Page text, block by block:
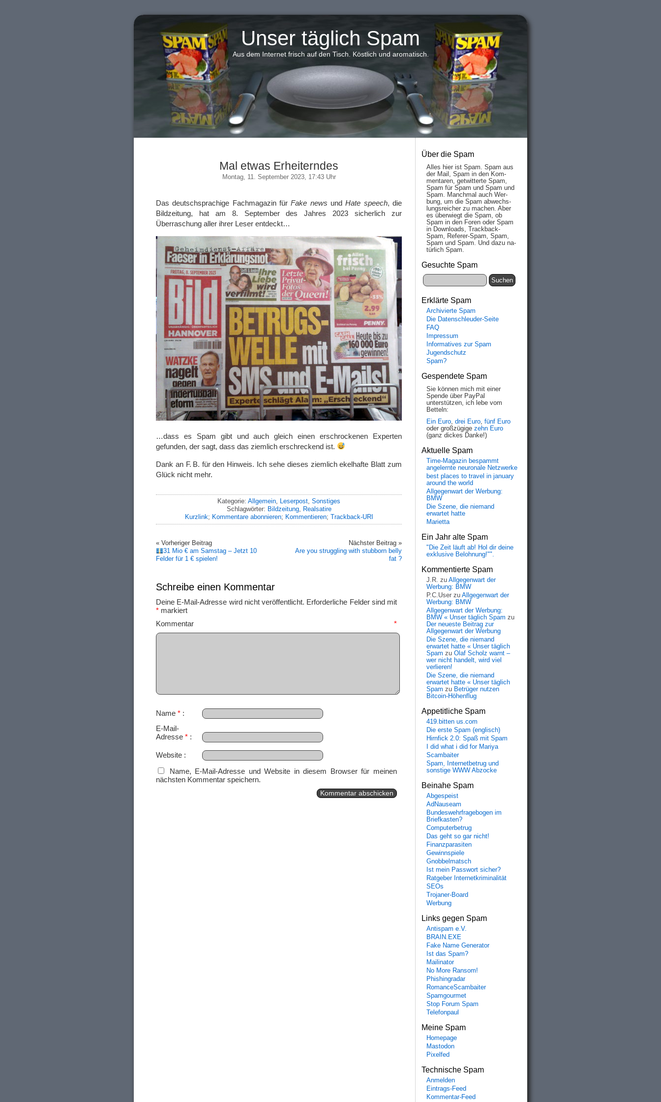
Unser täglich Spam
Aus dem Internet frisch auf den Tisch. Köstlich und aromatisch.
Mal etwas Erheiterndes
Montag, 11. September 2023, 17:43 Uhr
Das deutschsprachige Fachmagazin fürFake news undHate speech, die
Bildzeitung, hat am 8. September des Jahres 2023 sicherlich zur
Überraschung aller ihrer Leser entdeckt…
…dass es Spam gibt und auch gleich einen erschrockenen Experten
gefunden, der sagt, dass das ziemlich erschreckend ist.
Dank an F. B. für den Hinweis. Ich sehe dieses ziemlich ekelhafte Blatt zum
Glück nicht mehr.
Kategorie: Allgemein Leserpost Sonstiges
Schlagwörter: Bildzeitung,
Realsatire
Kurzlink; Kommentare abonnieren; Kommentieren; Trackback-URI
« Vorheriger Beitrag
31 Mio € am Samstag – Jetzt 10
Felder für 1 € spielen!
Nächster Beitrag »
Are you struggling with stubborn belly
fat ?
Schreibe einen Kommentar
Deine E-Mail-Adresse wird nicht veröffentlicht. Erforderliche Felder sind mit
* markiert
Kommentar *
Name *
E-Mail-
Adresse *
Website
Name, E-Mail-Adresse und Website in diesem Browser für meinen
nächsten Kommentar speichern.
Über die Spam
Alles hier ist Spam. Spam aus
der Mail, Spam in den Kom­
men­taren, ge­twit­ter­te Spam,
Spam für Spam und Spam und
Spam. Manch­mal auch Wer­
bung, um die Spam ab­wechs­
lungs­reich­er zu mach­en. Aber
es über­wiegt die Spam, ob
Spam in den Fo­ren oder Spam
in Down­loads, Track­back-
Spam, Re­fe­rer-Spam, Spam,
Spam und Spam. Und da­zu na­
tür­lich Spam.
Gesuchte Spam
Erklärte Spam
Archivierte Spam
Die Datenschleuder-Seite
FAQ
Impressum
Informatives zur Spam
Jugendschutz
Spam?
Gespendete Spam
Sie können mich mit einer
Spende über PayPal
unterstützen, ich lebe vom
Betteln:
Ein Euro, drei Euro, fünf Euro
oder großzügige zehn Euro
(ganz dickes Danke!)
Aktuelle Spam
Time-Magazin bespammt
angelernte neuronale Netzwerke
best places to travel in january
around the world
Allgegenwart der Werbung:
BMW
Die Szene, die niemand
erwartet hatte
Marietta
Ein Jahr alte Spam
"Die Zeit läuft ab! Hol dir deine
exklusive Belohnung!"".
Kommentierte Spam
J.R. zu Allgegenwart der
Werbung: BMW
P.C.User zu Allgegenwart der
Werbung: BMW
Allgegenwart der Werbung:
BMW « Unser täglich Spam zu
Der neueste Beitrag zur
Allgegenwart der Werbung
Die Szene, die niemand
erwartet hatte « Unser täglich
Spam zu Olaf Scholz warnt –
wer nicht handelt, wird viel
verlieren!
Die Szene, die niemand
erwartet hatte « Unser täglich
Spam zu Betrüger nutzen
Bitcoin-Höhenflug
Appetitliche Spam
419.bitten us.com
Die erste Spam (englisch)
Hirnfick 2.0: Spaß mit Spam
I did what i did for Mariya
Scambaiter
Spam, Internetbetrug und
sonstige WWW Abzocke
Beinahe Spam
Abgespeist
AdNauseam
Bundeswehrfragebogen im
Briefkasten?
Computerbetrug
Das geht so gar nicht!
Finanzparasiten
Gewinnspiele
Gnobbelmatsch
Ist mein Passwort sicher?
Ratgeber Internetkriminalität
SEOs
Trojaner-Board
Werbung
Links gegen Spam
Antispam e.V.
BRAIN.EXE
Fake Name Generator
Ist das Spam?
Mailinator
No More Ransom!
Phishingradar
RomanceScambaiter
Spamgourmet
Stop Forum Spam
Telefonpaul
Meine Spam
Homepage
Mastodon
Pixelfed
Technische Spam
Anmelden
Eintrags-Feed
Kommentar-Feed